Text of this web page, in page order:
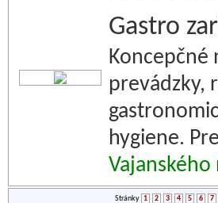
Gastro
Koncepčné
prevádzky,
hygiene.
Vajanského
Stránky 1 2 3 4 5 6 7